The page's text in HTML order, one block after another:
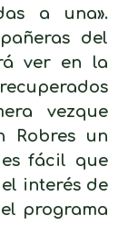
a una».
del
ver en la
vezque
Robres un
fácil que
interés de
programa